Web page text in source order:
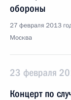
обороны
27 февраля 2013
Москва
23 февраля
Концерт по